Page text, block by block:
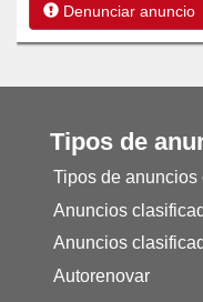
Denunciar anuncio
Tipos de
Tipos de anuncios
Anuncios
Anuncios
Autorenovar